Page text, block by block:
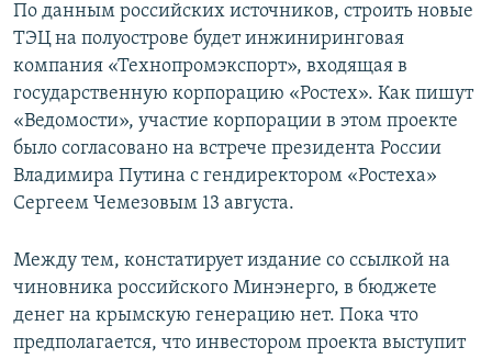
По данным российских источников, строить новые
ТЭЦ на полуострове будет инжиниринговая
компания «Технопромэкспорт», входящая в
государственную корпорацию «Ростех». Как пишут
«Ведомости», участие корпорации в этом проекте
было согласовано на встрече президента России
Владимира Путина с гендиректором «Ростеха»
Сергеем Чемезовым 13 августа.
Между тем, констатирует издание со ссылкой на
чиновника российского Минэнерго, в бюджете
денег на крымскую генерацию нет. Пока что
предполагается, что инвестором проекта выступит